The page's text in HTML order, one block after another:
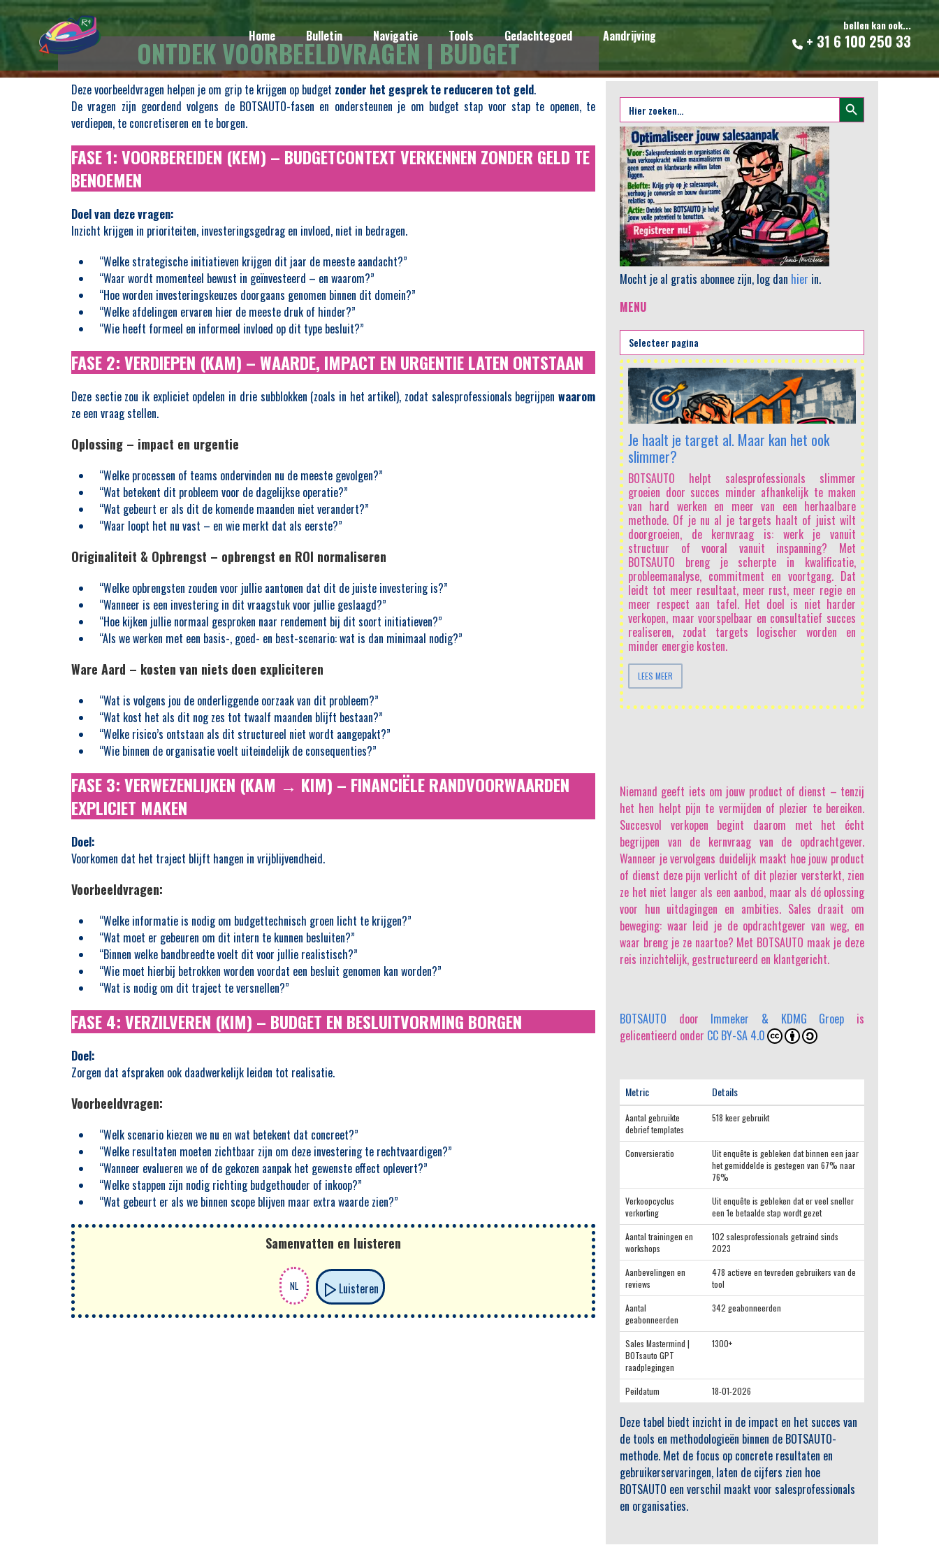
Home Bulletin Navigatie Tools Gedachtegoed Aandrijving
bellen kan ook...
+ 31 6 100 250 33
ONTDEK VOORBEELDVRAGEN | BUDGET
Deze voorbeeldvragen helpen je om grip te krijgen op budget zonder het gesprek te reduceren tot geld.
De vragen zijn geordend volgens de BOTSAUTO-fasen en ondersteunen je om budget stap voor stap te openen, te
verdiepen, te concretiseren en te borgen.
FASE 1: VOORBEREIDEN (KEM) – BUDGETCONTEXT VERKENNEN ZONDER GELD TE
BENOEMEN
Doel van deze vragen:
Inzicht krijgen in prioriteiten, investeringsgedrag en invloed, niet in bedragen.
“Welke strategische initiatieven krijgen dit jaar de meeste aandacht?”
“Waar wordt momenteel bewust in geïnvesteerd – en waarom?”
“Hoe worden investeringskeuzes doorgaans genomen binnen dit domein?”
“Welke afdelingen ervaren hier de meeste druk of hinder?”
“Wie heeft formeel en informeel invloed op dit type besluit?”
FASE 2: VERDIEPEN (KAM) – WAARDE, IMPACT EN URGENTIE LATEN ONTSTAAN
Deze sectie zou ik expliciet opdelen in drie subblokken (zoals in het artikel), zodat salesprofessionals begrijpen waarom
ze een vraag stellen.
Oplossing – impact en urgentie
“Welke processen of teams ondervinden nu de meeste gevolgen?”
“Wat betekent dit probleem voor de dagelijkse operatie?”
“Wat gebeurt er als dit de komende maanden niet verandert?”
“Waar loopt het nu vast – en wie merkt dat als eerste?”
Originaliteit & Opbrengst – opbrengst en ROI normaliseren
“Welke opbrengsten zouden voor jullie aantonen dat dit de juiste investering is?”
“Wanneer is een investering in dit vraagstuk voor jullie geslaagd?”
“Hoe kijken jullie normaal gesproken naar rendement bij dit soort initiatieven?”
“Als we werken met een basis-, goed- en best-scenario: wat is dan minimaal nodig?”
Ware Aard – kosten van niets doen expliciteren
“Wat is volgens jou de onderliggende oorzaak van dit probleem?”
“Wat kost het als dit nog zes tot twaalf maanden blijft bestaan?”
“Welke risico’s ontstaan als dit structureel niet wordt aangepakt?”
“Wie binnen de organisatie voelt uiteindelijk de consequenties?”
FASE 3: VERWEZENLIJKEN (KAM → KIM) – FINANCIËLE RANDVOORWAARDEN
EXPLICIET MAKEN
Doel:
Voorkomen dat het traject blijft hangen in vrijblijvendheid.
Voorbeeldvragen:
“Welke informatie is nodig om budgettechnisch groen licht te krijgen?”
“Wat moet er gebeuren om dit intern te kunnen besluiten?”
“Binnen welke bandbreedte voelt dit voor jullie realistisch?”
“Wie moet hierbij betrokken worden voordat een besluit genomen kan worden?”
“Wat is nodig om dit traject te versnellen?”
FASE 4: VERZILVEREN (KIM) – BUDGET EN BESLUITVORMING BORGEN
Doel:
Zorgen dat afspraken ook daadwerkelijk leiden tot realisatie.
Voorbeeldvragen:
“Welk scenario kiezen we nu en wat betekent dat concreet?”
“Welke resultaten moeten zichtbaar zijn om deze investering te rechtvaardigen?”
“Wanneer evalueren we of de gekozen aanpak het gewenste effect oplevert?”
“Welke stappen zijn nodig richting budgethouder of inkoop?”
“Wat gebeurt er als we binnen scope blijven maar extra waarde zien?”
Samenvatten en luisteren
Luisteren
Zoek
naar:
Zoekknop
Mocht je al gratis abonnee zijn, log dan hier in.
MENU
Je haalt je target al. Maar kan het ook
slimmer?
BOTSAUTO helpt salesprofessionals slimmer
groeien door succes minder afhankelijk te maken
van hard werken en meer van een herhaalbare
methode. Of je nu al je targets haalt of juist wilt
doorgroeien, de kernvraag is: werk je vanuit
structuur of vooral vanuit inspanning? Met
BOTSAUTO breng je scherpte in kwalificatie,
probleemanalyse, commitment en voortgang. Dat
leidt tot meer resultaat, meer rust, meer regie en
meer respect aan tafel. Het doel is niet harder
verkopen, maar voorspelbaar en consultatief succes
realiseren, zodat targets logischer worden en
minder energie kosten.
LEES MEER
Niemand geeft iets om jouw product of dienst – tenzij
het hen helpt pijn te vermijden of plezier te bereiken.
Succesvol verkopen begint daarom met het écht
begrijpen van de kernvraag van de opdrachtgever.
Wanneer je vervolgens duidelijk maakt hoe jouw product
of dienst deze pijn verlicht of dit plezier versterkt, zien
ze het niet langer als een aanbod, maar als dé oplossing
voor hun uitdagingen en ambities. Sales draait om
beweging: waar leid je de opdrachtgever van weg, en
waar breng je ze naartoe? Met BOTSAUTO maak je deze
reis inzichtelijk, gestructureerd en klantgericht.
BOTSAUTO door Immeker & KDMG Groep is
gelicentieerd onder CC BY-SA 4.0
Metric Details
Aantal gebruikte
debrief templates
518 keer gebruikt
Conversieratio
Uit enquête is gebleken dat binnen een jaar
het gemiddelde is gestegen van 67% naar
76%
Verkoopcyclus
verkorting
Uit enquête is gebleken dat er veel sneller
een 1e betaalde stap wordt gezet
Aantal trainingen en
workshops
102 salesprofessionals getraind sinds
2023
Aanbevelingen en
reviews
478 actieve en tevreden gebruikers van de
tool
Aantal
geabonneerden
342 geabonneerden
Sales Mastermind |
BOTsauto GPT
raadplegingen
1300+
Peildatum 18-01-2026
Deze tabel biedt inzicht in de impact en het succes van
de tools en methodologieën binnen de BOTSAUTO-
methode. Met de focus op concrete resultaten en
gebruikerservaringen, laten de cijfers zien hoe
BOTSAUTO een verschil maakt voor salesprofessionals
en organisaties.